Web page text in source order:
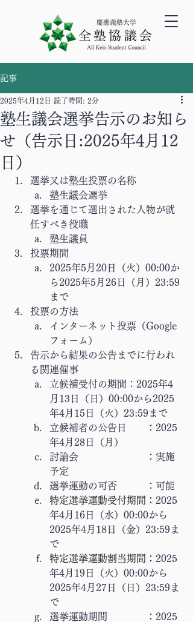
記事
塾生議会選挙告示のお知ら
せ（告示日:2025年4月12
日）
2025年4月12日 読了時間: 2分
選挙又は塾生投票の名称
塾生議会選挙
選挙を通じて選出された人物が就
任すべき役職
塾生議員
投票期間
2025年5月20日（火）00:00か
ら2025年5月26日（月）23:59
まで
投票の方法
インターネット投票（Google
フォーム）
告示から結果の公告までに行われ
る関連催事
立候補受付の期間： 2025年4
月13日（日）00:00から2025
年4月15日（火）23:59まで
立候補者の公告日　　： 2025
年4月28日（月）
討論会　　　　　　　：実施
予定
選挙運動の可否　　　：可能
特定選挙運動受付期間： 2025
年4月16日（水）00:00から
2025年4月18日（金）23:59ま
で
特定選挙運動割当期間： 2025
年4月19日（火）00:00から
2025年4月27日（日）23:59ま
で
選挙運動期間　　　　： 2025